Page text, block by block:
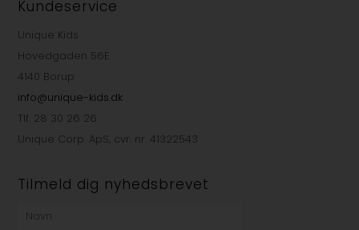
Kundeservice
Unique Kids
Hovedgaden 56E
4140 Borup
info@unique-kids.dk
Tlf. 28 30 26 26
Unique Corp. ApS, cvr. nr. 41322543
Tilmeld dig nyhedsbrevet